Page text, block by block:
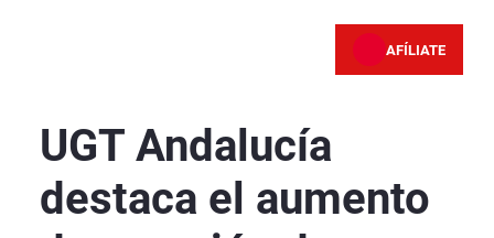
AFÍLIATE
UGT Andalucía
destaca el aumento